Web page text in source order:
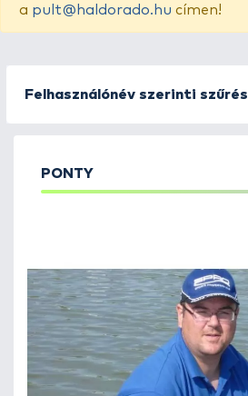
a pult@haldorado.hu címen!
Felhasználónév szerinti szűrés
PONTY